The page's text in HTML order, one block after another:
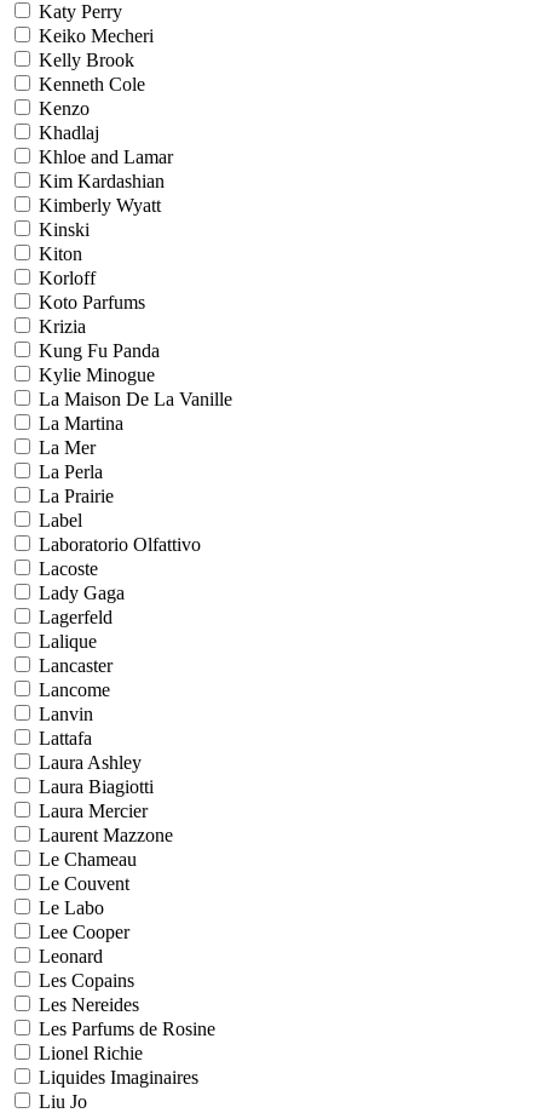
Katy Perry
Keiko Mecheri
Kelly Brook
Kenneth Cole
Kenzo
Khadlaj
Khloe and Lamar
Kim Kardashian
Kimberly Wyatt
Kinski
Kiton
Korloff
Koto Parfums
Krizia
Kung Fu Panda
Kylie Minogue
La Maison De La Vanille
La Martina
La Mer
La Perla
La Prairie
Label
Laboratorio Olfattivo
Lacoste
Lady Gaga
Lagerfeld
Lalique
Lancaster
Lancome
Lanvin
Lattafa
Laura Ashley
Laura Biagiotti
Laura Mercier
Laurent Mazzone
Le Chameau
Le Couvent
Le Labo
Lee Cooper
Leonard
Les Copains
Les Nereides
Les Parfums de Rosine
Lionel Richie
Liquides Imaginaires
Liu Jo